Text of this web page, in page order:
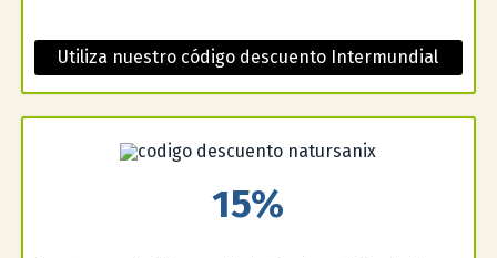
Utiliza nuestro código descuento Intermundial
15%